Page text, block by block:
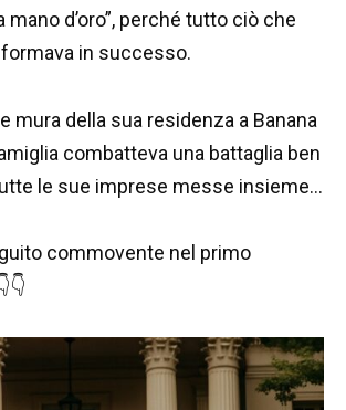
mano d’oro”, perché tutto ciò che
in successo.
mura della sua residenza a Banana
combatteva una battaglia ben
le sue imprese messe insieme…
commovente nel primo